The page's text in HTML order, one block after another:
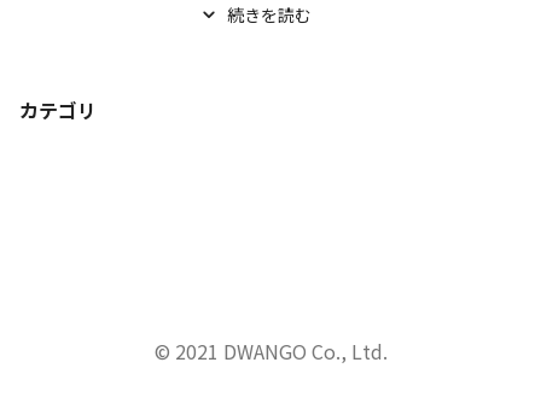
続きを読む
カテゴリ
© 2021 DWANGO Co., Ltd.